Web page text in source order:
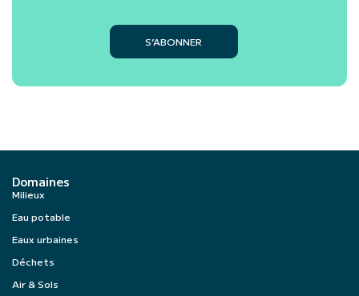
S’ABONNER
Domaines
Milieux
Eau potable
Eaux urbaines
Déchets
Air & Sols